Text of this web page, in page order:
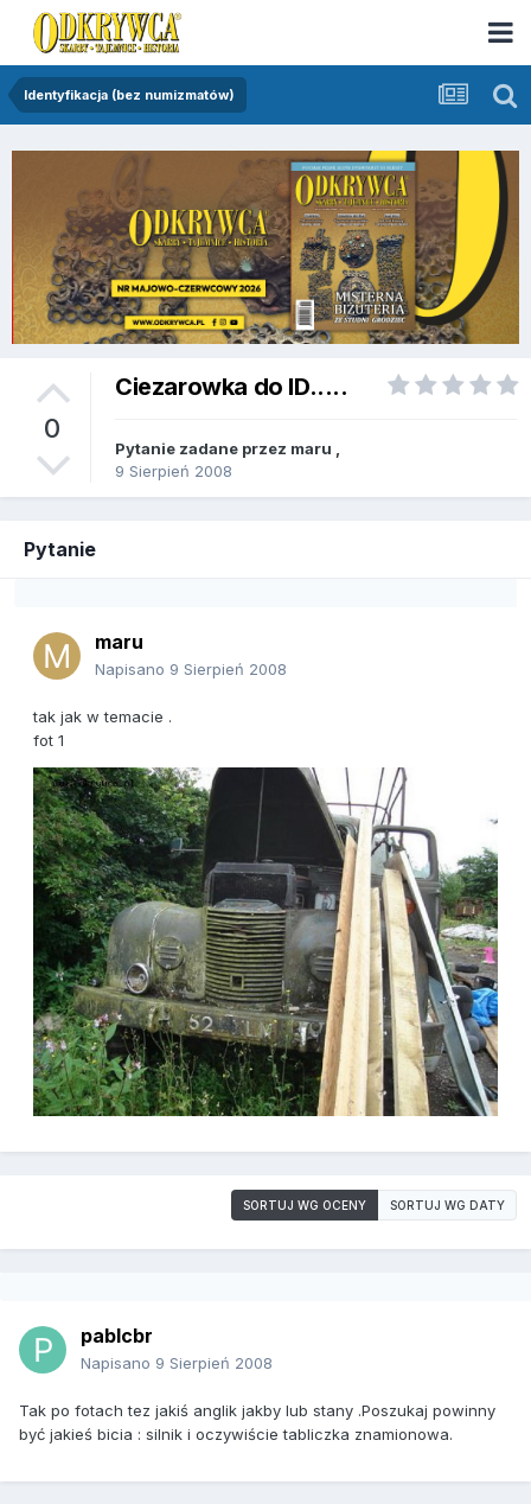
Identyfikacja (bez numizmatów)
0
Ciezarowka do ID.....
Pytanie zadane przez maru
9 Sierpień 2008
Pytanie
maru
Napisano 9 Sierpień 2008
tak jak w temacie .
fot 1
SORTUJ WG OCENY SORTUJ WG DATY
pablcbr
Napisano 9 Sierpień 2008
Tak po fotach tez jakiś anglik jakby lub stany .Poszukaj powinny
być jakieś bicia : silnik i oczywiście tabliczka znamionowa.